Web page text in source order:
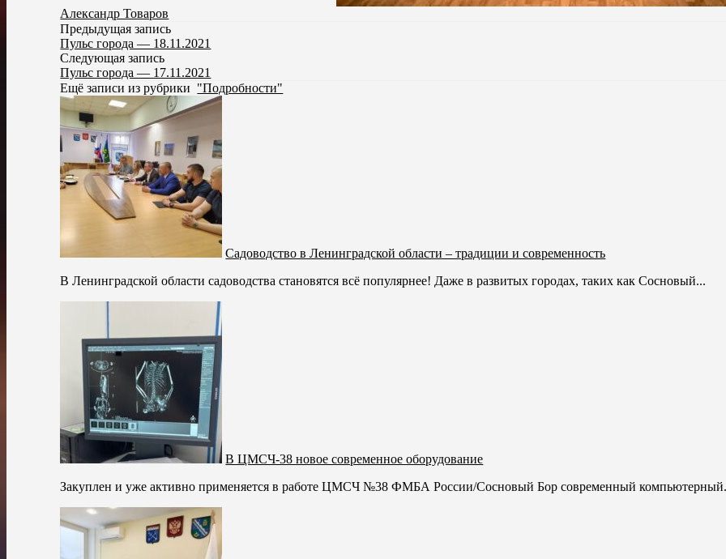
Александр Товаров
Предыдущая запись
Пульс города — 18.11.2021
Следующая запись
Пульс города — 17.11.2021
Ещё записи из рубрики "Подробности"
Садоводство в Ленинградской области – традиции и современность
В Ленинградской области садоводства становятся всё популярнее! Даже в развитых городах, таких как Сосновый...
В ЦМСЧ-38 новое современное оборудование
Закуплен и уже активно применяется в работе ЦМСЧ №38 ФМБА России/Сосновый Бор современный